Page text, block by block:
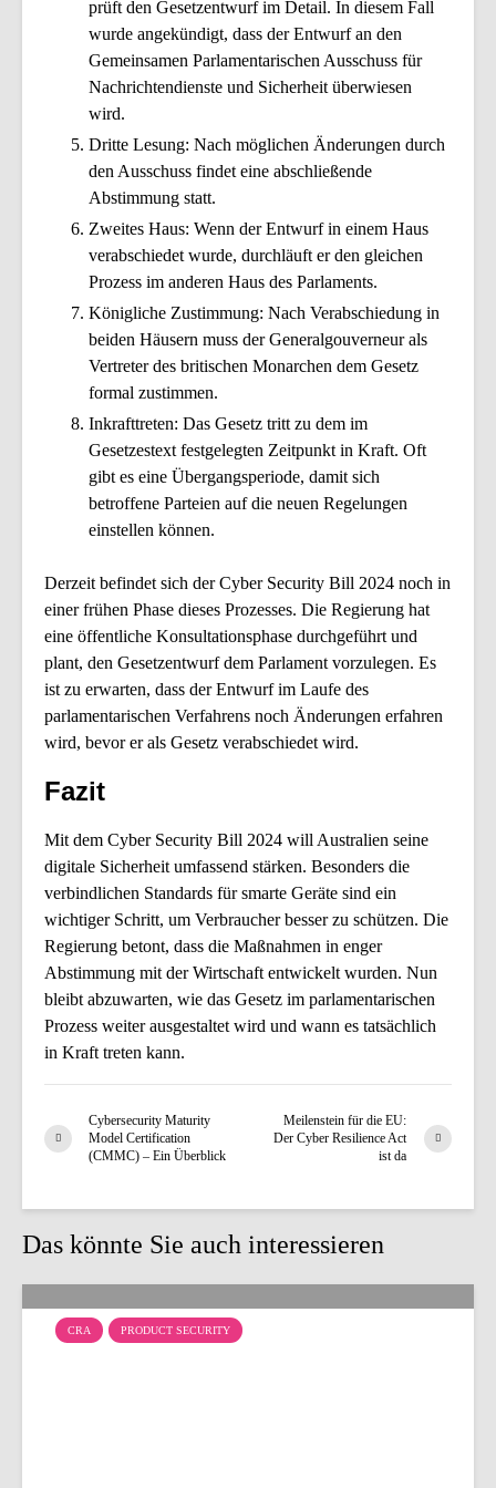
prüft den Gesetzentwurf im Detail. In diesem Fall
wurde angekündigt, dass der Entwurf an den
Gemeinsamen Parlamentarischen Ausschuss für
Nachrichtendienste und Sicherheit überwiesen
wird.
Dritte Lesung: Nach möglichen Änderungen durch
den Ausschuss findet eine abschließende
Abstimmung statt.
Zweites Haus: Wenn der Entwurf in einem Haus
verabschiedet wurde, durchläuft er den gleichen
Prozess im anderen Haus des Parlaments.
Königliche Zustimmung: Nach Verabschiedung in
beiden Häusern muss der Generalgouverneur als
Vertreter des britischen Monarchen dem Gesetz
formal zustimmen.
Inkrafttreten: Das Gesetz tritt zu dem im
Gesetzestext festgelegten Zeitpunkt in Kraft. Oft
gibt es eine Übergangsperiode, damit sich
betroffene Parteien auf die neuen Regelungen
einstellen können.
Derzeit befindet sich der Cyber Security Bill 2024 noch in
einer frühen Phase dieses Prozesses. Die Regierung hat
eine öffentliche Konsultationsphase durchgeführt und
plant, den Gesetzentwurf dem Parlament vorzulegen. Es
ist zu erwarten, dass der Entwurf im Laufe des
parlamentarischen Verfahrens noch Änderungen erfahren
wird, bevor er als Gesetz verabschiedet wird.
Fazit
Mit dem Cyber Security Bill 2024 will Australien seine
digitale Sicherheit umfassend stärken. Besonders die
verbindlichen Standards für smarte Geräte sind ein
wichtiger Schritt, um Verbraucher besser zu schützen. Die
Regierung betont, dass die Maßnahmen in enger
Abstimmung mit der Wirtschaft entwickelt wurden. Nun
bleibt abzuwarten, wie das Gesetz im parlamentarischen
Prozess weiter ausgestaltet wird und wann es tatsächlich
in Kraft treten kann.
Cybersecurity Maturity
Model Certification
(CMMC) – Ein Überblick
Meilenstein für die EU:
Der Cyber Resilience Act
ist da
Das könnte Sie auch interessieren
CRA PRODUCT SECURITY